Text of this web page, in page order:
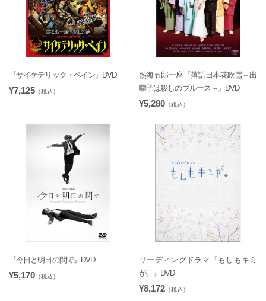
『サイケデリック・ペイン』DVD
¥7,125 （税込）
熱海五郎一座『落語日本花吹雪～出
囃子は殺しのブルース～』DVD
¥5,280 （税込）
『今日と明日の間で』DVD
¥5,170 （税込）
リーディングドラマ『もしもキミ
が。』DVD
¥8,172 （税込）